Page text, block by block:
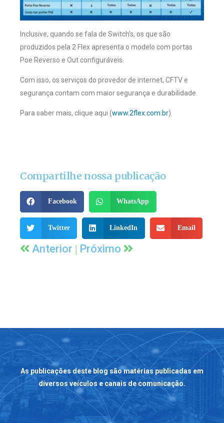
Inclusive, quando se fala de Switch’s, os que são
produzidos pela 2 Flex apresenta o modelo com portas
Poe Reverso e Out configuráveis.
Com isso, os serviços do provedor de internet, CFTV e
segurança contam com maior segurança e durabilidade.
Para saber mais, clique aqui (www.2flex.com.br).
Compartilhe nossa publicação
Facebook WhatsApp
Twitter LinkedIn Email
Anterior | Próximo
As publicações deste blog são matérias publicadas em
diversos veículos e canais de comunicação.